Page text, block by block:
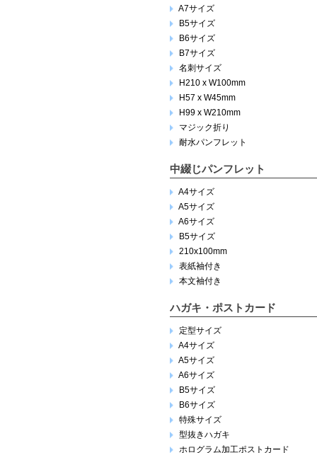
A7サイズ
B5サイズ
B6サイズ
B7サイズ
名刺サイズ
H210 x W100mm
H57 x W45mm
H99 x W210mm
マジック折り
耐水パンフレット
中綴じパンフレット
A4サイズ
A5サイズ
A6サイズ
B5サイズ
210x100mm
表紙袖付き
本文袖付き
ハガキ・ポストカード
定型サイズ
A4サイズ
A5サイズ
A6サイズ
B5サイズ
B6サイズ
特殊サイズ
型抜きハガキ
ホログラム加工ポストカード